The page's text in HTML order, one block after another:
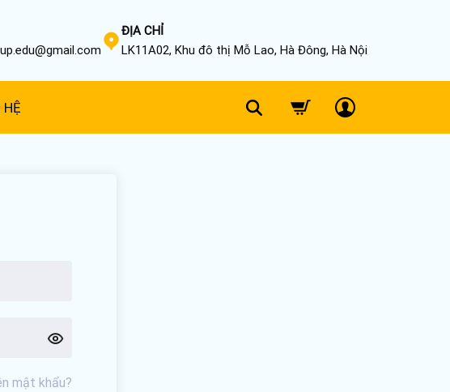
ĐỊA CHỈ
LK11A02, Khu đô thị Mỗ Lao, Hà Đông, Hà Nội
HỆ
mật khẩu?